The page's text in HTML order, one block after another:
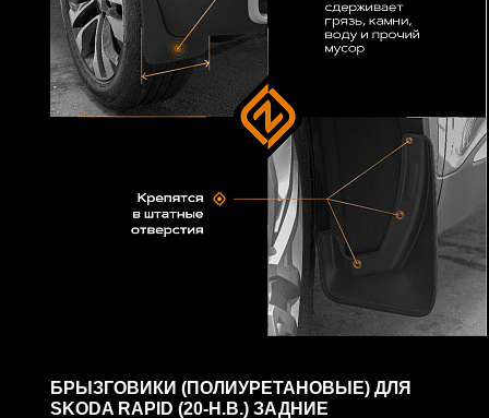
БРЫЗГОВИКИ (ПОЛИУРЕТАНОВЫЕ) ДЛЯ
SKODA RAPID (20-Н.В.) ЗАДНИЕ